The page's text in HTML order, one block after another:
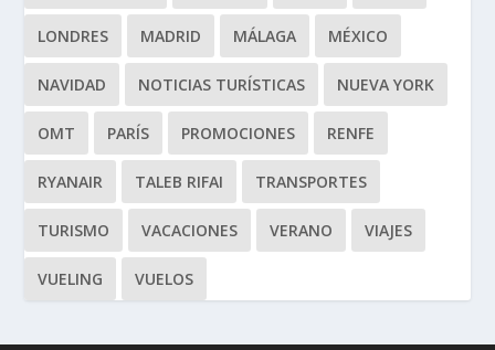
LONDRES MADRID MÁLAGA MÉXICO
NAVIDAD NOTICIAS TURÍSTICAS NUEVA YORK
OMT PARÍS PROMOCIONES RENFE
RYANAIR TALEB RIFAI TRANSPORTES
TURISMO VACACIONES VERANO VIAJES
VUELING VUELOS